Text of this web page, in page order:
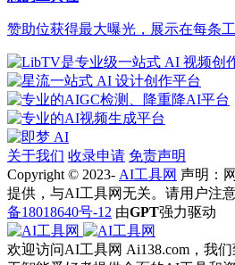
赞助位获得最大曝光，展示在每条
关于我们 收录申请 免责声明
Copyright © 2023- AI工具网 声明：
提供，与AI工具网无关。请用户注
备18018640号-12 由GPT强力驱动
欢迎访问AI工具网 Ai138.com，我